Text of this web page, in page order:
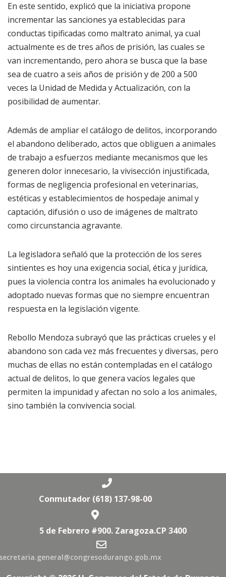
En este sentido, explicó que la iniciativa propone
incrementar las sanciones ya establecidas para
conductas tipificadas como maltrato animal, ya cual
actualmente es de tres años de prisión, las cuales se
van incrementando, pero ahora se busca que la base
sea de cuatro a seis años de prisión y de 200 a 500
veces la Unidad de Medida y Actualización, con la
posibilidad de aumentar.
Además de ampliar el catálogo de delitos, incorporando
el abandono deliberado, actos que obliguen a animales
de trabajo a esfuerzos mediante mecanismos que les
generen dolor innecesario, la vivisección injustificada,
formas de negligencia profesional en veterinarias,
estéticas y establecimientos de hospedaje animal y
captación, difusión o uso de imágenes de maltrato
como circunstancia agravante.
La legisladora señaló que la protección de los seres
sintientes es hoy una exigencia social, ética y jurídica,
pues la violencia contra los animales ha evolucionado y
adoptado nuevas formas que no siempre encuentran
respuesta en la legislación vigente.
Rebollo Mendoza subrayó que las prácticas crueles y el
abandono son cada vez más frecuentes y diversas, pero
muchas de ellas no están contempladas en el catálogo
actual de delitos, lo que genera vacíos legales que
permiten la impunidad y afectan no solo a los animales,
sino también la convivencia social.
Conmutador (618) 137-98-00
5 de Febrero #900. Zaragoza.CP 3400